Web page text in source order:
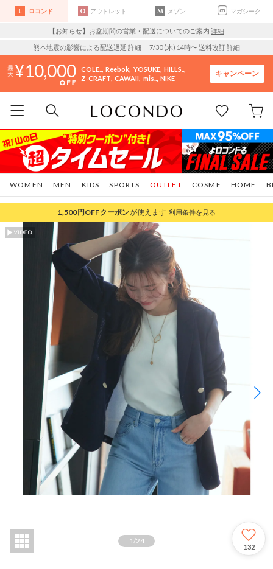
ロコンド アウトレット メゾン マガシーク
【お知らせ】お盆期間の営業・配送についてのご案内 詳細
熊本地震の影響による配送遅延 詳細 ｜7/30 (木) 14時〜 送料改訂詳細
10,000 COLE.. Reebok YOSUKE HILLS..
Z-CRAFT CAWAII mis.. NIKE
キャンペーン
WOMEN MEN KIDS SPORTS COSME HOME
OUTLET
1,500円OFFクーポンが使えます 利用条件を見る
1 /24
132